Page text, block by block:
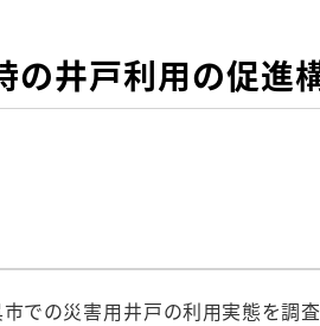
井戸利用の促進
での災害用井戸の利用実態を調査